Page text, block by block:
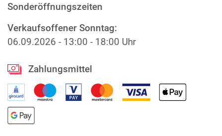
Sonderöffnungszeiten
Verkaufsoffener Sonntag:
06.09.2026 - 13:00 - 18:00 Uhr
Zahlungsmittel